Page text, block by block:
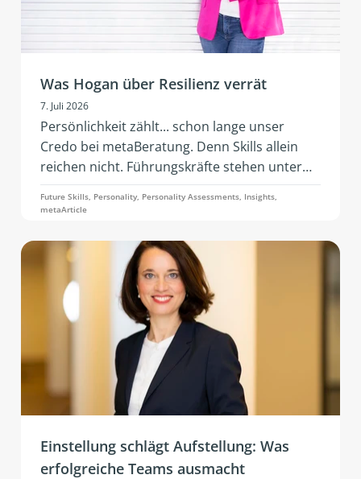
Was Hogan über Resilienz verrät
7. Juli 2026
Persönlichkeit zählt... schon lange unser
Credo bei metaBeratung. Denn Skills allein
reichen nicht. Führungskräfte stehen unter
konstantem Anpassungsdruck: geopolitische
Spannungen, wirtschaftliche Instabilität,
Geschäftsmodelle und Teambedarfe. Gefragt
ist Resilienz – also die Fähigkeit, unter Stress
handlungsfähig, emotional stabil und sozial
wirksam zu bleiben.
Future Skills, Personality, Personality Assessments, Insights,
metaArticle
Einstellung schlägt Aufstellung: Was
erfolgreiche Teams ausmacht